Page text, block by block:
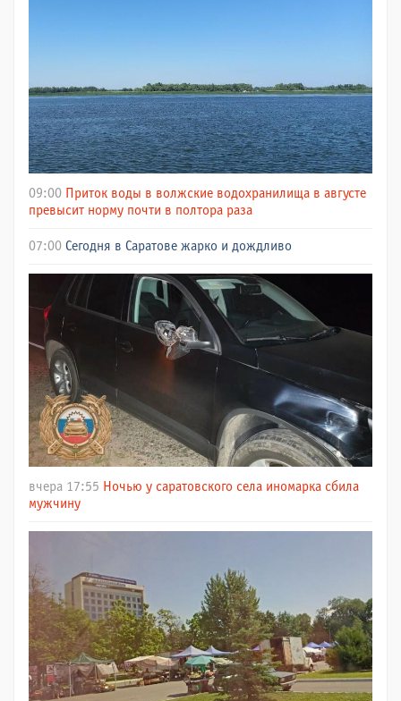
09:00 Приток воды в волжские водохранилища в августе
превысит норму почти в полтора раза
07:00 Сегодня в Саратове жарко и дождливо
вчера 17:55 Ночью у саратовского села иномарка сбила
мужчину